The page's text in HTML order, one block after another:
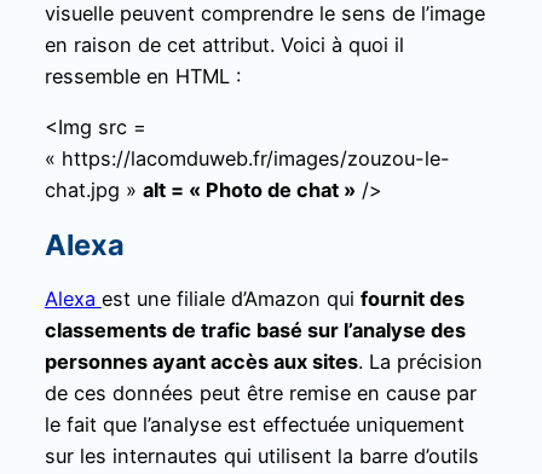
visuelle peuvent comprendre le sens de l’image
en raison de cet attribut. Voici à quoi il
ressemble en HTML :
<Img src =
« https://lacomduweb.fr/images/zouzou-le-
chat.jpg » alt = « Photo de chat »/>
Alexa
Alexa est une filiale d’Amazon qui fournit des
classements de trafic basé sur l’analyse des
personnes ayant accès aux sites. La précision
de ces données peut être remise en cause par
le fait que l’analyse est effectuée uniquement
sur les internautes qui utilisent la barre d’outils